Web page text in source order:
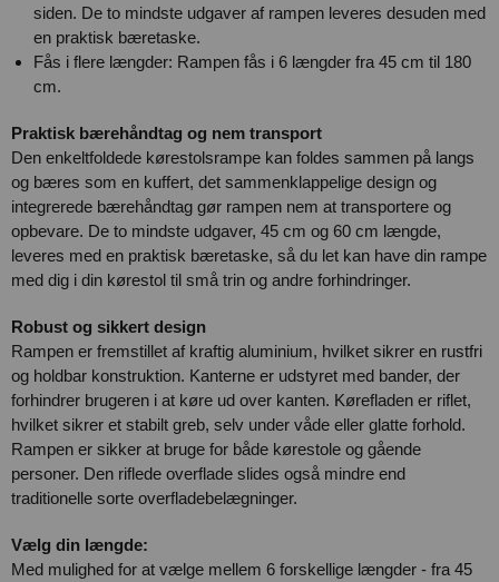
siden. De to mindste udgaver af rampen leveres desuden med
en praktisk bæretaske.
Fås i flere længder: Rampen fås i 6 længder fra 45 cm til 180
cm.
Praktisk bærehåndtag og nem transport
Den enkeltfoldede kørestolsrampe kan foldes sammen på langs
og bæres som en kuffert, det sammenklappelige design og
integrerede bærehåndtag gør rampen nem at transportere og
opbevare. De to mindste udgaver, 45 cm og 60 cm længde,
leveres med en praktisk bæretaske, så du let kan have din rampe
med dig i din kørestol til små trin og andre forhindringer.
Robust og sikkert design
Rampen er fremstillet af kraftig aluminium, hvilket sikrer en rustfri
og holdbar konstruktion. Kanterne er udstyret med bander, der
forhindrer brugeren i at køre ud over kanten. Kørefladen er riflet,
hvilket sikrer et stabilt greb, selv under våde eller glatte forhold.
Rampen er sikker at bruge for både kørestole og gående
personer. Den riflede overflade slides også mindre end
traditionelle sorte overfladebelægninger.
Vælg din længde:
Med mulighed for at vælge mellem 6 forskellige længder - fra 45